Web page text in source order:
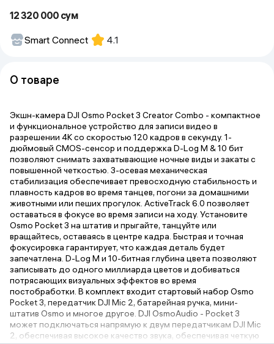
12 320 000 сум
Smart Connect
4.1
О товаре
Экшн-камера DJI Osmo Pocket 3 Creator Combo - компактное
и функциональное устройство для записи видео в
разрешении 4K со скоростью 120 кадров в секунду. 1-
дюймовый CMOS-сенсор и поддержка D-Log M & 10 бит
позволяют снимать захватывающие ночные виды и закаты с
повышенной четкостью. 3-осевая механическая
стабилизация обеспечивает превосходную стабильность и
плавность кадров во время танцев, погони за домашними
животными или пеших прогулок. ActiveTrack 6.0 позволяет
оставаться в фокусе во время записи на ходу. Установите
Osmo Pocket 3 на штатив и прыгайте, танцуйте или
вращайтесь, оставаясь в центре кадра. Быстрая и точная
фокусировка гарантирует, что каждая деталь будет
запечатлена. D-Log M и 10-битная глубина цвета позволяют
записывать до одного миллиарда цветов и добиваться
потрясающих визуальных эффектов во время
постобработки. В комплект входит стартовый набор Osmo
Pocket 3, передатчик DJI Mic 2, батарейная ручка, мини-
штатив Osmo и многое другое. DJI OsmoAudio - Pocket 3
может подключаться напрямую к двум передатчикам DJI Mic
2, обеспечивая высокое качество звука, обеспечивая четкую